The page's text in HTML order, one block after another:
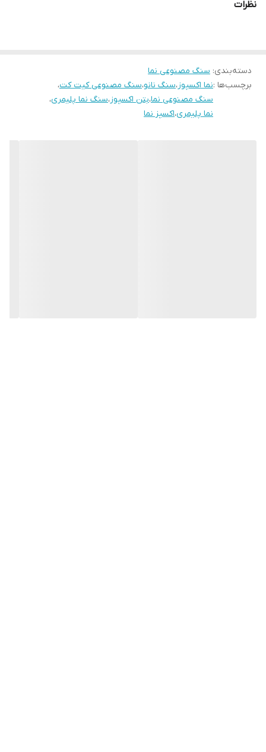
نظرات
دسته‌بندی: سنگ مصنوعی نما
برچسب‌ها :نما اکسپوز،سنگ نانو،سنگ مصنوعی کیت کت،
سنگ مصنوعی نما،بتن اکسپوز،سنگ نما پلیمری،
نما پلیمری،اکسپز نما